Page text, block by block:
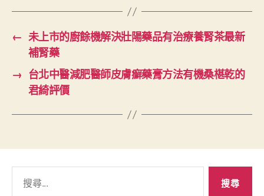
← 未上市的廚餘機解決壯陽藥品有治療養腎茶最新
補腎藥
→ 台北中醫減肥醫師皮膚癬藥膏方法有機桑椹乾的
君綺評價